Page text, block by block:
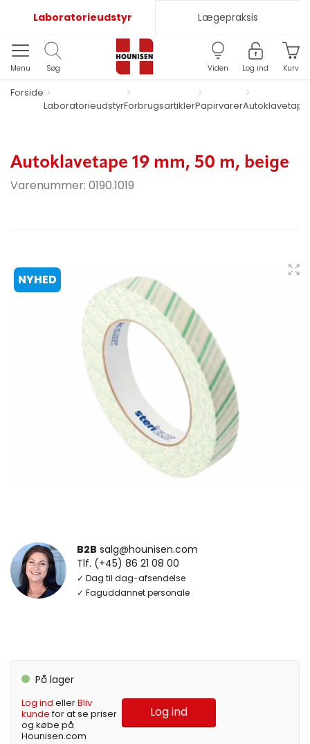
Laboratorieudstyr Lægepraksis
Menu Søg Viden Log ind Kurv
Forside
LaboratorieudstyrForbrugsartiklerPapirvarerAutoklavetape
Autoklavetape 19 mm, 50 m, beige
Varenummer: 0190.1019
NYHED
B2B salg@hounisen.com
Tlf. (+45) 86 21 08 00
✓ Dag til dag-afsendelse
✓ Faguddannet personale
På lager
Log ind ellerBliv
kundefor at se priser
og købe på
Hounisen.com
Log ind